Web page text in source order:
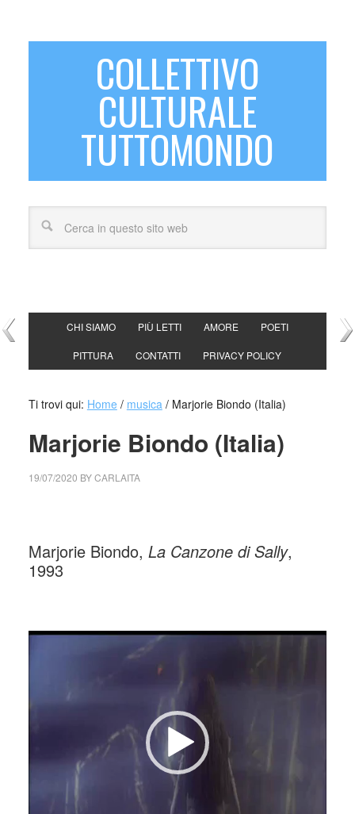
COLLETTIVO
CULTURALE
TUTTOMONDO
CHI SIAMO PIÙ LETTI AMORE POETI
PITTURA CONTATTI PRIVACY POLICY
Ti trovi qui: Home / musica /Marjorie Biondo (Italia)
Marjorie Biondo (Italia)
19/07/2020 BYCARLAITA
Marjorie Biondo, La Canzone di Sally,
1993
Video